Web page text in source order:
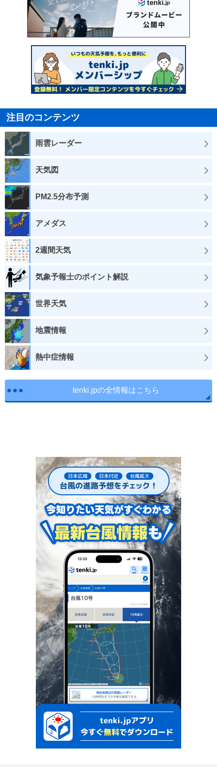
注目のコンテンツ
雨雲レーダー
天気図
PM2.5分布予測
アメダス
2週間天気
気象予報士のポイント解説
世界天気
地震情報
熱中症情報
tenki.jpの全情報はこちら